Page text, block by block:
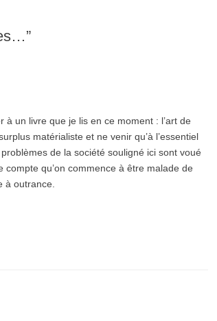
”
à un livre que je lis en ce moment : l’art de
matérialiste et ne venir qu’à l’essentiel
de la société souligné ici sont voué
qu’on commence à être malade de
outrance.